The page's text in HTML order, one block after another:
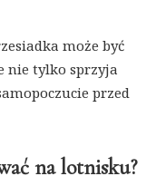
może być
nie tylko sprzyja
przed
na lotnisku?